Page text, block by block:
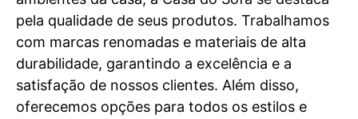
pela qualidade de seus produtos. Trabalhamos
com marcas renomadas e materiais de alta
durabilidade, garantindo a excelência e a
satisfação de nossos clientes. Além disso,
oferecemos opções para todos os estilos e